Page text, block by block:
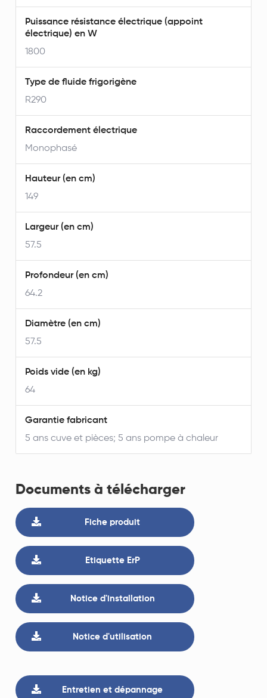
Puissance résistance électrique (appoint
électrique) en W
1800
Type de fluide frigorigène
R290
Raccordement électrique
Monophasé
Hauteur (en cm)
149
Largeur (en cm)
57.5
Profondeur (en cm)
64.2
Diamètre (en cm)
57.5
Poids vide (en kg)
64
Garantie fabricant
5 ans cuve et pièces; 5 ans pompe à chaleur
Documents à télécharger
Fiche produit
Etiquette ErP
Notice d'installation
Notice d'utilisation
Entretien et dépannage